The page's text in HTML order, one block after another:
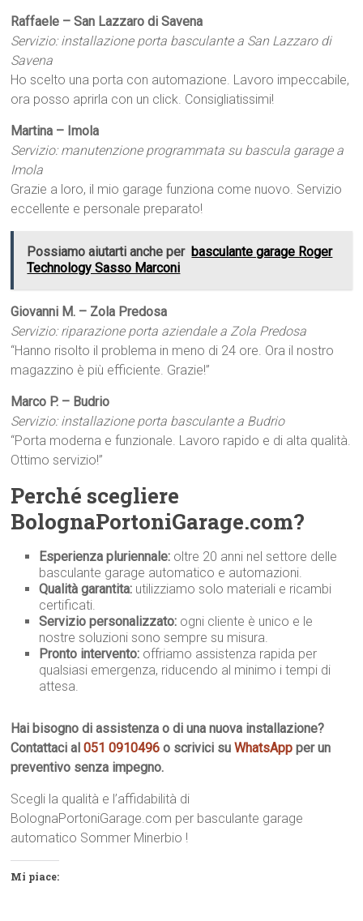
Raffaele – San Lazzaro di Savena
Servizio: installazione porta basculante a San Lazzaro di
Savena
Ho scelto una porta con automazione. Lavoro impeccabile,
ora posso aprirla con un click. Consigliatissimi!
Martina – Imola
Servizio: manutenzione programmata su bascula garage a
Imola
Grazie a loro, il mio garage funziona come nuovo. Servizio
eccellente e personale preparato!
Possiamo aiutarti anche per basculante garage Roger
Technology Sasso Marconi
Giovanni M. – Zola Predosa
Servizio: riparazione porta aziendale a Zola Predosa
“Hanno risolto il problema in meno di 24 ore. Ora il nostro
magazzino è più efficiente. Grazie!”
Marco P. – Budrio
Servizio: installazione porta basculante a Budrio
“Porta moderna e funzionale. Lavoro rapido e di alta qualità.
Ottimo servizio!”
Perché scegliere
BolognaPortoniGarage.com?
Esperienza pluriennale: oltre 20 anni nel settore delle
basculante garage automatico e automazioni.
Qualità garantita: utilizziamo solo materiali e ricambi
certificati.
Servizio personalizzato: ogni cliente è unico e le
nostre soluzioni sono sempre su misura.
Pronto intervento: offriamo assistenza rapida per
qualsiasi emergenza, riducendo al minimo i tempi di
attesa.
Hai bisogno di assistenza o di una nuova installazione?
Contattaci al051 0910496 o scrivici suWhatsApp per un
preventivo senza impegno.
Scegli la qualità e l’affidabilità di
BolognaPortoniGarage.com per basculante garage
automatico Sommer Minerbio !
Mi piace: